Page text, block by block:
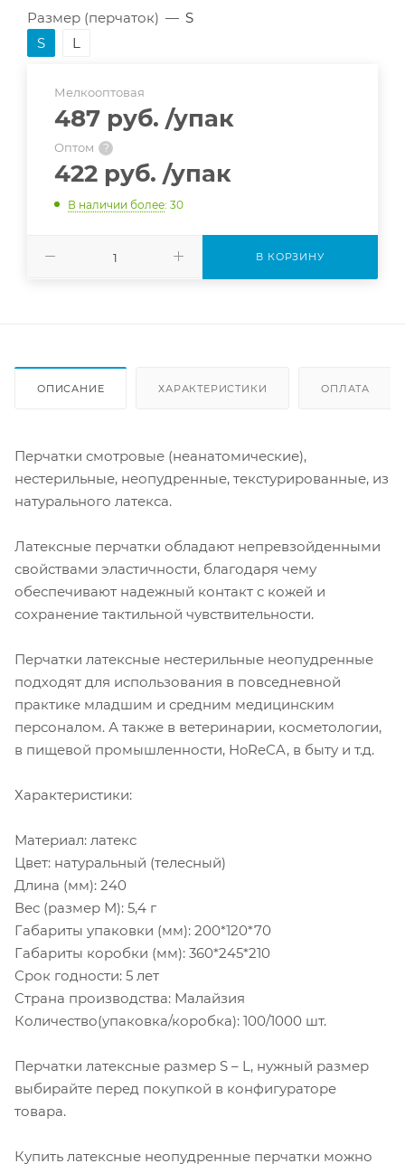
Размер (перчаток) — S
S
L
Мелкооптовая
487 руб. /упак
Оптом ?
422 руб. /упак
В наличии более: 30
В КОРЗИНУ
ОПИСАНИЕ ХАРАКТЕРИСТИКИ ОПЛАТА
Перчатки смотровые (неанатомические),
нестерильные, неопудренные, текстурированные, из
натурального латекса.
Латексные перчатки обладают непревзойденными
свойствами эластичности, благодаря чему
обеспечивают надежный контакт с кожей и
сохранение тактильной чувствительности.
Перчатки латексные нестерильные неопудренные
подходят для использования в повседневной
практике младшим и средним медицинским
персоналом. А также в ветеринарии, косметологии,
в пищевой промышленности, HoReCA, в быту и т.д.
Характеристики:
Материал: латекс
Цвет: натуральный (телесный)
Длина (мм): 240
Вес (размер М): 5,4 г
Габариты упаковки (мм): 200*120*70
Габариты коробки (мм): 360*245*210
Срок годности: 5 лет
Страна производства: Малайзия
Количество(упаковка/коробка): 100/1000 шт.
Перчатки латексные размер S – L, нужный размер
выбирайте перед покупкой в конфигураторе
товара.
Купить латексные неопудренные перчатки можно